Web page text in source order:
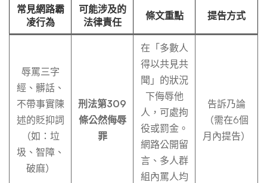
常見網路霸
凌行為
可能涉及的
法律責任
條文重點 提告方式
辱罵三字
經、髒話、
不帶事實陳
述的貶抑詞
（如：垃
圾、智障、
破麻）
刑法第309
條公然侮辱
罪
在「多數人
得以共見共
聞」的狀況
下侮辱他
人，可處拘
役或罰金。
網路公開留
言、多人群
組內罵人均
告訴乃論
（需在6個
月內提告）